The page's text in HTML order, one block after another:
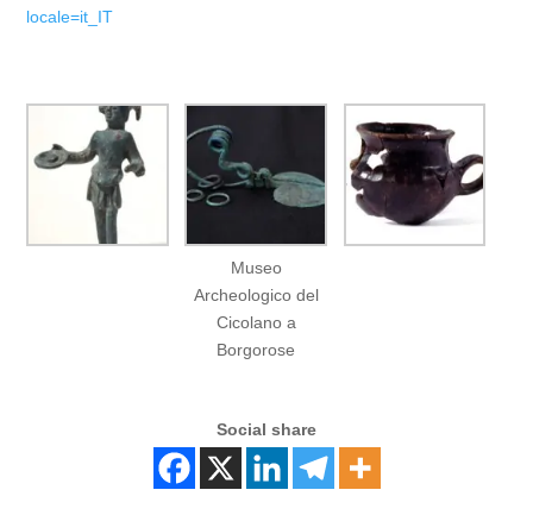
locale=it_IT
Museo
Archeologico del
Cicolano a
Borgorose
Social share